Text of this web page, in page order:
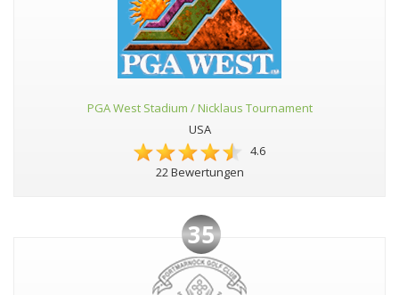
PGA West Stadium / Nicklaus Tournament
USA
4.6
22 Bewertungen
35